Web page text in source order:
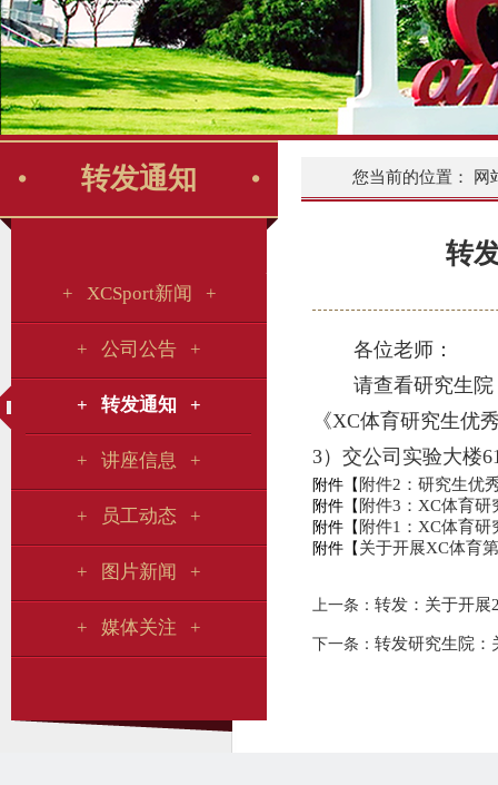
转发通知
+ XCSport新闻 +
+ 公司公告 +
+ 转发通知 +
+ 讲座信息 +
+ 员工动态 +
+ 图片新闻 +
+ 媒体关注 +
您当前的位置： 网
转
各位老师：
请查看研究生
《XC体育研究生优
3）交公司实验大楼
附件【 附件2：研究生优
附件【 附件3：XC体育
附件【 附件1：XC体育研
附件【 关于开展XC体育
上一条： 转发：关于开展
下一条： 转发研究生院：